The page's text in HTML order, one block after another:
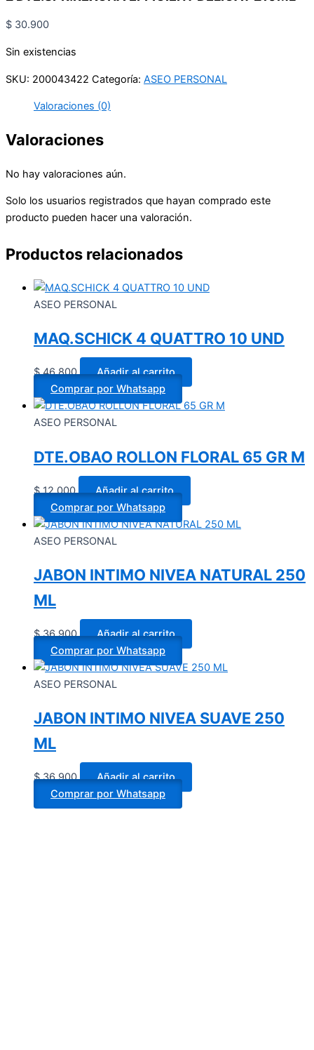
$ 30.900
Sin existencias
SKU: 200043422 Categoría: ASEO PERSONAL
Valoraciones (0)
Valoraciones
No hay valoraciones aún.
Solo los usuarios registrados que hayan comprado este
producto pueden hacer una valoración.
Productos relacionados
ASEO PERSONAL
MAQ.SCHICK 4 QUATTRO 10 UND
$46.800
Añadir al carrito
Comprar por Whatsapp
ASEO PERSONAL
DTE.OBAO ROLLON FLORAL 65 GR M
$12.000
Añadir al carrito
Comprar por Whatsapp
ASEO PERSONAL
JABON INTIMO NIVEA NATURAL 250
ML
$36.900
Añadir al carrito
Comprar por Whatsapp
ASEO PERSONAL
JABON INTIMO NIVEA SUAVE 250
ML
$36.900
Añadir al carrito
Comprar por Whatsapp